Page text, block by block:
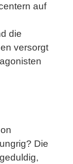
auf
die
versorgt
Die